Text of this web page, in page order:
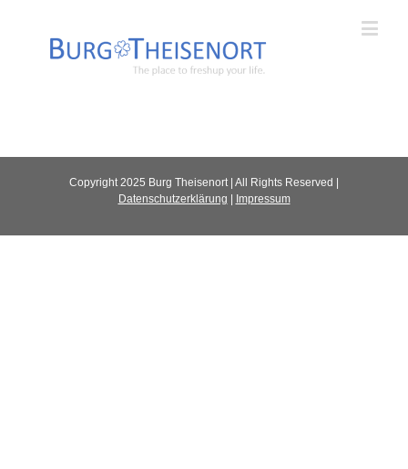
Copyright 2025 Burg Theisenort | All Rights Reserved |
Datenschutzerklärung
Impressum